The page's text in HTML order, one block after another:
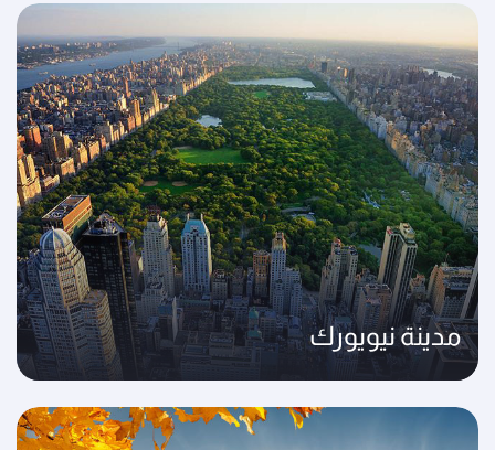
مدينة نيويورك